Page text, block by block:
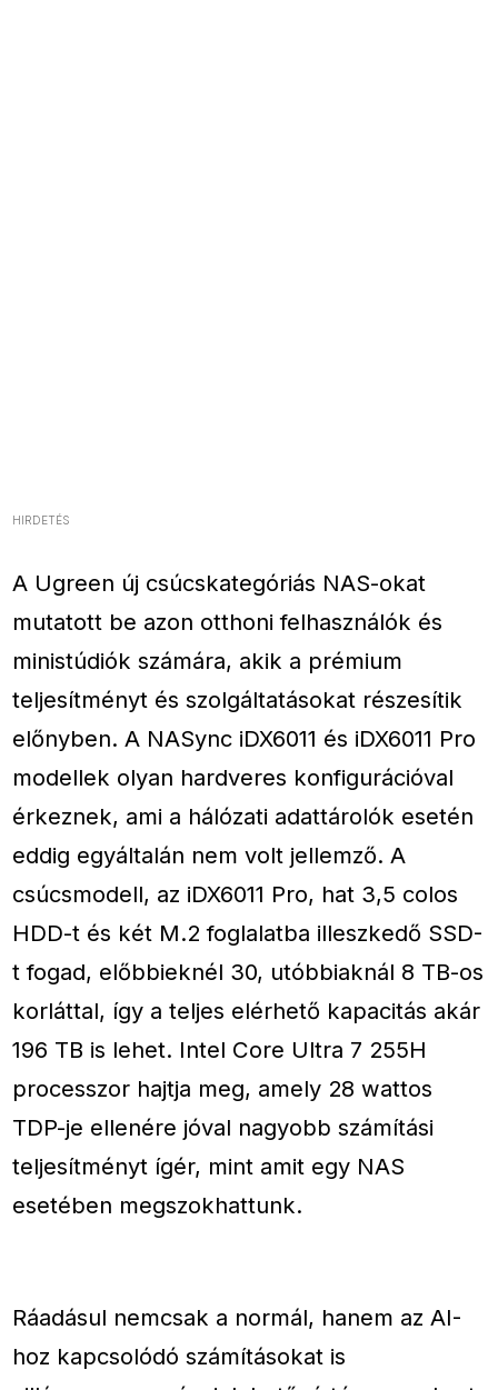
HIRDETÉS
A Ugreen új csúcskategóriás NAS-okat
mutatott be azon otthoni felhasználók és
ministúdiók számára, akik a prémium
teljesítményt és szolgáltatásokat részesítik
előnyben. A NASync iDX6011 és iDX6011 Pro
modellek olyan hardveres konfigurációval
érkeznek, ami a hálózati adattárolók esetén
eddig egyáltalán nem volt jellemző. A
csúcsmodell, az iDX6011 Pro, hat 3,5 colos
HDD-t és két M.2 foglalatba illeszkedő SSD-
t fogad, előbbieknél 30, utóbbiaknál 8 TB-os
korláttal, így a teljes elérhető kapacitás akár
196 TB is lehet. Intel Core Ultra 7 255H
processzor hajtja meg, amely 28 wattos
TDP-je ellenére jóval nagyobb számítási
teljesítményt ígér, mint amit egy NAS
esetében megszokhattunk.
Ráadásul nemcsak a normál, hanem az AI-
hoz kapcsolódó számításokat is